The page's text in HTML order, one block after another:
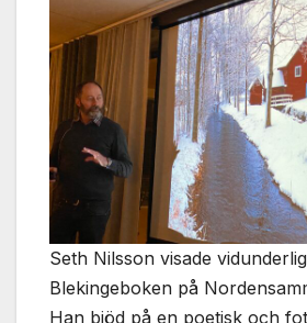
Seth Nilsson visade
Blekingeboken på
Han bjöd på en poetisk och